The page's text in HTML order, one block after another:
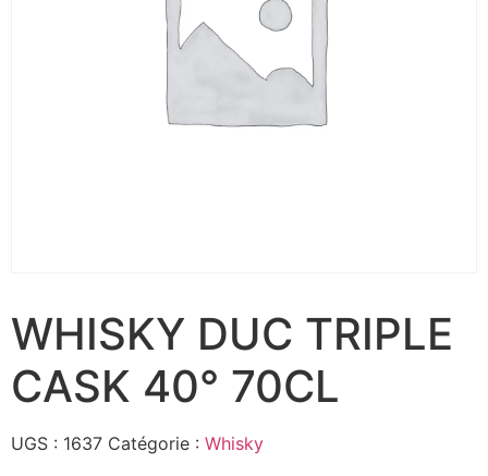
WHISKY DUC TRIPLE
CASK 40° 70CL
UGS : 1637 Catégorie : Whisky